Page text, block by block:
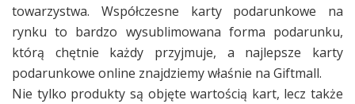
towarzystwa. Współczesne karty podarunkowe na
rynku to bardzo wysublimowana forma podarunku,
którą chętnie każdy przyjmuje, a najlepsze karty
podarunkowe online znajdziemy właśnie na Giftmall.
Nie tylko produkty są objęte wartością kart, lecz także